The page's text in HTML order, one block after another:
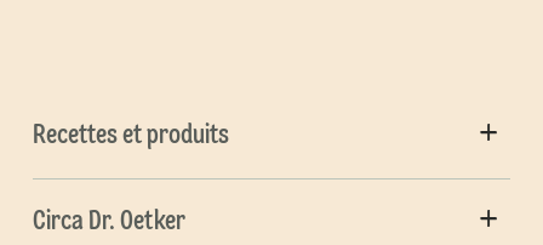
Recettes et produits
Circa Dr. Oetker